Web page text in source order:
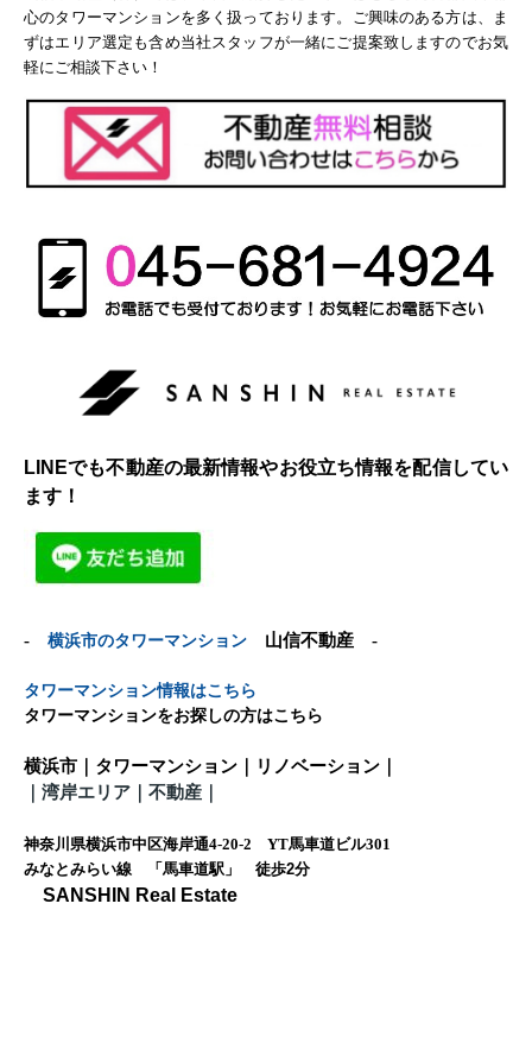
心のタワーマンションを多く扱っております。ご興味のある方は、ま
ずはエリア選定も含め当社スタッフが一緒にご提案致しますのでお気
軽にご相談下さい！
LINEでも不動産の最新情報やお役立ち情報を配信してい
ます！
- 横浜市のタワーマンション 山信不動産 -
タワーマンション情報はこちら
タワーマンションをお探しの方はこちら
横浜市｜タワーマンション｜リノベーション｜
湾岸エリア｜不動産
神奈川県横浜市中区海岸通4-20-2 YT馬車道ビル301
みなとみらい線 「馬車道駅」 徒歩2分
SANSHIN Real Estate